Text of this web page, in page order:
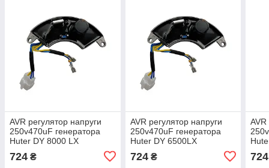
AVR регулятор напруги
250v470uF генератора
Huter DY 8000 LX
724 ₴
AVR регулятор напруги
250v470uF генератора
Huter DY 6500LX
724₴
AVR
724